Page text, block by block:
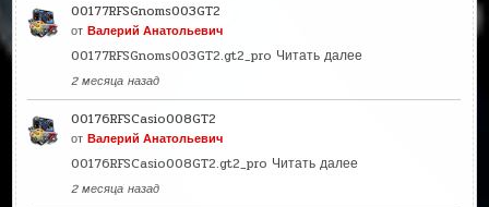
00177RFSGnoms003GT2
отВалерий Анатольевич
00177RFSGnoms003GT2.gt2_pro Читать далее
2 месяца назад
00176RFSCasio008GT2
отВалерий Анатольевич
00176RFSCasio008GT2.gt2_pro Читать далее
2 месяца назад